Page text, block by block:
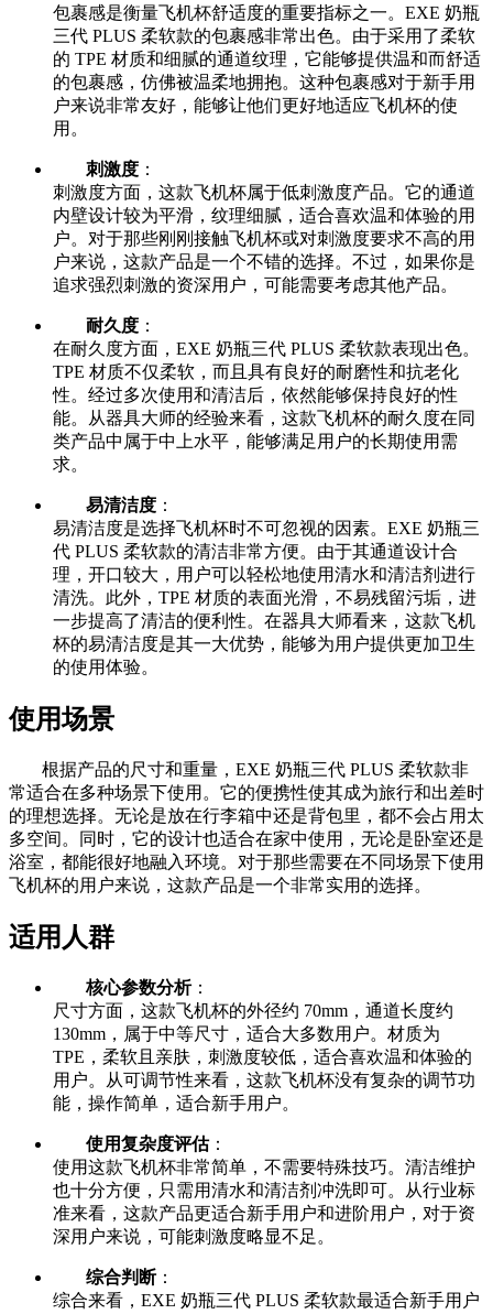
包裹感是衡量飞机杯舒适度的重要指标之一。EXE 奶瓶
三代 PLUS 柔软款的包裹感非常出色。由于采用了柔软
的 TPE 材质和细腻的通道纹理，它能够提供温和而舒适
的包裹感，仿佛被温柔地拥抱。这种包裹感对于新手用
户来说非常友好，能够让他们更好地适应飞机杯的使
用。
刺激度 ：
刺激度方面，这款飞机杯属于低刺激度产品。它的通道
内壁设计较为平滑，纹理细腻，适合喜欢温和体验的用
户。对于那些刚刚接触飞机杯或对刺激度要求不高的用
户来说，这款产品是一个不错的选择。不过，如果你是
追求强烈刺激的资深用户，可能需要考虑其他产品。
耐久度 ：
在耐久度方面，EXE 奶瓶三代 PLUS 柔软款表现出色。
TPE 材质不仅柔软，而且具有良好的耐磨性和抗老化
性。经过多次使用和清洁后，依然能够保持良好的性
能。从器具大师的经验来看，这款飞机杯的耐久度在同
类产品中属于中上水平，能够满足用户的长期使用需
求。
易清洁度 ：
易清洁度是选择飞机杯时不可忽视的因素。EXE 奶瓶三
代 PLUS 柔软款的清洁非常方便。由于其通道设计合
理，开口较大，用户可以轻松地使用清水和清洁剂进行
清洗。此外，TPE 材质的表面光滑，不易残留污垢，进
一步提高了清洁的便利性。在器具大师看来，这款飞机
杯的易清洁度是其一大优势，能够为用户提供更加卫生
的使用体验。
使用场景
根据产品的尺寸和重量，EXE 奶瓶三代 PLUS 柔软款非
常适合在多种场景下使用。它的便携性使其成为旅行和出差时
的理想选择。无论是放在行李箱中还是背包里，都不会占用太
多空间。同时，它的设计也适合在家中使用，无论是卧室还是
浴室，都能很好地融入环境。对于那些需要在不同场景下使用
飞机杯的用户来说，这款产品是一个非常实用的选择。
适用人群
核心参数分析：
尺寸方面，这款飞机杯的外径约 70mm，通道长度约
130mm，属于中等尺寸，适合大多数用户。材质为
TPE，柔软且亲肤，刺激度较低，适合喜欢温和体验的
用户。从可调节性来看，这款飞机杯没有复杂的调节功
能，操作简单，适合新手用户。
使用复杂度评估：
使用这款飞机杯非常简单，不需要特殊技巧。清洁维护
也十分方便，只需用清水和清洁剂冲洗即可。从行业标
准来看，这款产品更适合新手用户和进阶用户，对于资
深用户来说，可能刺激度略显不足。
综合判断：
综合来看，EXE 奶瓶三代 PLUS 柔软款最适合新手用户